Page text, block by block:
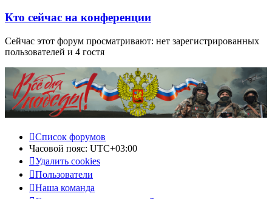
Кто сейчас на конференции
Сейчас этот форум просматривают: нет зарегистрированных
пользователей и 4 гостя
Список форумов
Часовой пояс: UTC+03:00
Удалить cookies
Пользователи
Наша команда